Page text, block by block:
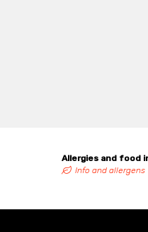
Allergies and food
Info and allergens